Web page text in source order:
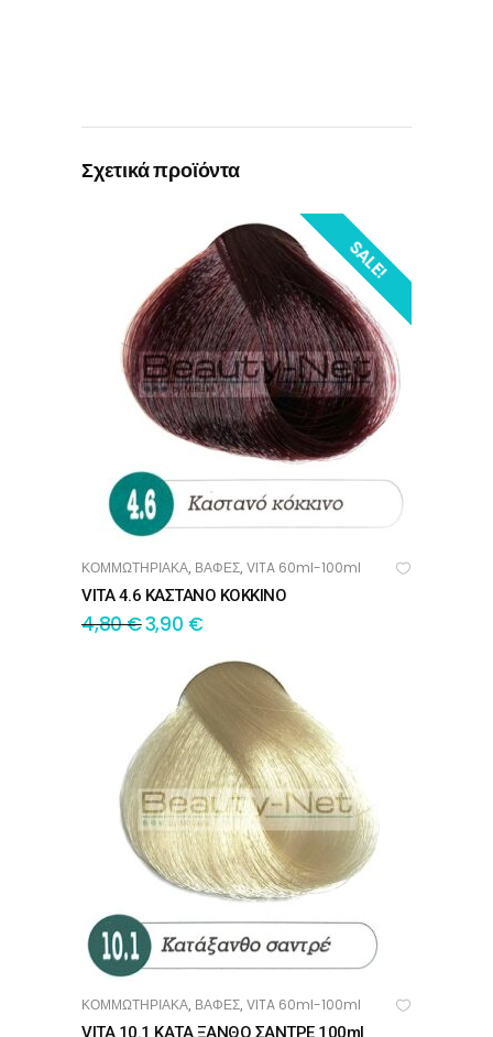
Σχετικά προϊόντα
SALE!
ΠΡΟΣΘΉΚΗ ΣΤΟ ΚΑΛΆΘΙ
ΚΟΜΜΩΤΗΡΙΑΚΑ, ΒΑΦΕΣ, VITA 60ml-100ml
VITA 4.6 ΚΑΣΤΑΝΟ ΚΟΚΚΙΝΟ
4,80€3,90 €
ΠΡΟΣΘΉΚΗ ΣΤΟ ΚΑΛΆΘΙ
ΚΟΜΜΩΤΗΡΙΑΚΑ, ΒΑΦΕΣ, VITA 60ml-100ml
VITA 10.1 ΚΑΤΑ ΞΑΝΘΟ ΣΑΝΤΡΕ 100ml